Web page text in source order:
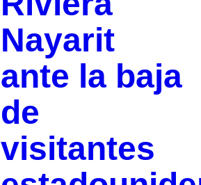
Nayarit
ante la baja
de
visitantes